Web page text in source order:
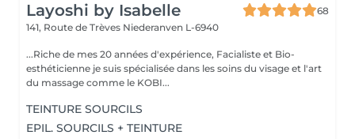
Layoshi by Isabelle
68
141, Route de Trèves Niederanven L-6940
...Riche de mes 20 années d'expérience, Facialiste et Bio-
esthéticienne je suis spécialisée dans les soins du visage et l'art
du massage comme le KOBI...
TEINTURE SOURCILS
EPIL. SOURCILS + TEINTURE